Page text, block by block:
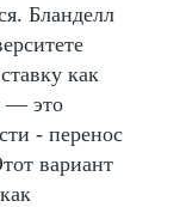
Бланделл
как
— это
- перенос
вариант